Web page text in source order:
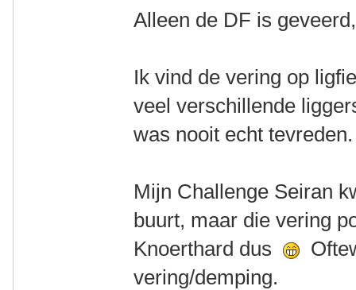
Alleen de DF is
Ik vind de vering op
veel verschillende
was nooit echt
Mijn Challenge Seiran
buurt, maar die vering
Knoerthard dus
vering/demping.